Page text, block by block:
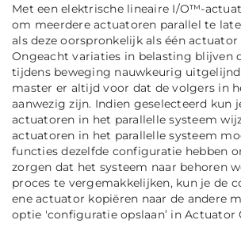
Met een elektrische lineaire I/O™-
om meerdere actuatoren parallel te
als deze oorspronkelijk als één
Ongeacht variaties in belasting blijven
tijdens beweging nauwkeurig
master er altijd voor dat de volgers in
aanwezig zijn. Indien geselecteerd kun
actuatoren in het parallelle systeem
actuatoren in het parallelle systeem
functies dezelfde configuratie hebben
zorgen dat het systeem naar behoren
proces te vergemakkelijken, kun je de
ene actuator kopiëren naar de andere
optie 'configuratie opslaan’ in Actuator